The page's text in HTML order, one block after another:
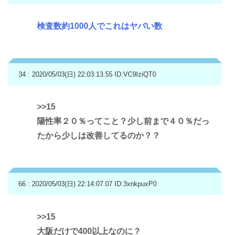
検査数約1000人でこれはヤバい数
34 : 2020/05/03(日) 22:03:13.55 ID:VC9IziQT0
>>15
陽性率２０％ってこと？少し前まで４０％だっ
たから少しは改善してるのか？？
66 : 2020/05/03(日) 22:14:07.07 ID:3xnkpuxP0
>>15
大阪だけで400以上なのに？